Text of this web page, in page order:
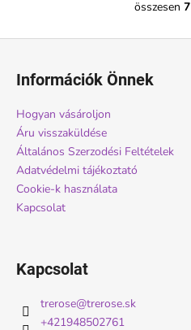
L
összesen 7
Információk Önnek
Hogyan vásároljon
Áru visszaküldése
Általános Szerzodési Feltételek
Adatvédelmi tájékoztató
Cookie-k használata
Kapcsolat
Kapcsolat
trerose@trerose.sk
+421948502761